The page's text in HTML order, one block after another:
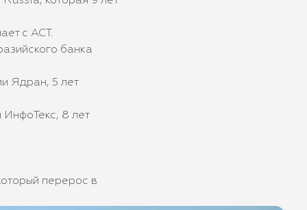
с АСТ.
банка
Ядран, 5 лет
8 лет
перерос в